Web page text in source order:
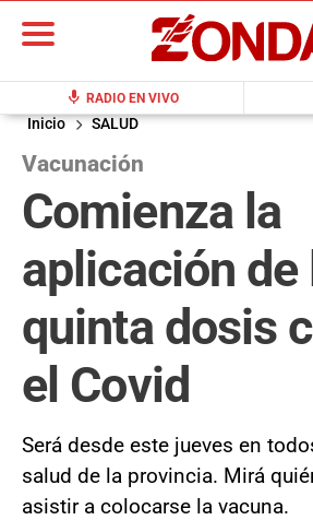
mic RADIO EN VIVO
Inicio SALUD
Vacunación
Comienza la
aplicación de
quinta dosis
el Covid
Será desde este jueves en
salud de la provincia. Mirá
asistir a colocarse la vacuna.